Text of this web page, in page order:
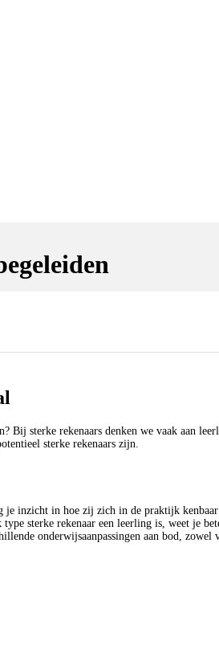
Bij sterke rekenaars denken we vaak aan
sterke rekenaars zijn.
inzicht in hoe zij zich in de praktijk
sterke rekenaar een leerling is, weet je
onderwijsaanpassingen aan bod, zowel